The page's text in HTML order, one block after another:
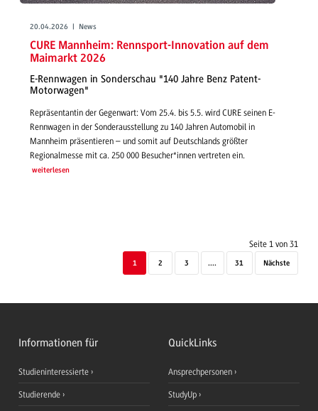
20.04.2026 | News
CURE Mannheim: Rennsport-Innovation auf dem
Maimarkt 2026
E-Rennwagen in Sonderschau "140 Jahre Benz Patent-
Motorwagen"
Repräsentantin der Gegenwart: Vom 25.4. bis 5.5. wird CURE seinen E-
Rennwagen in der Sonderausstellung zu 140 Jahren Automobil in
Mannheim präsentieren – und somit auf Deutschlands größter
Regionalmesse mit ca. 250 000 Besucher*innen vertreten ein.
weiterlesen
Seite 1 von 31
1 2 3 .... 31 Nächste
Informationen für
Studieninteressierte
Studierende
QuickLinks
Ansprechpersonen
StudyUp